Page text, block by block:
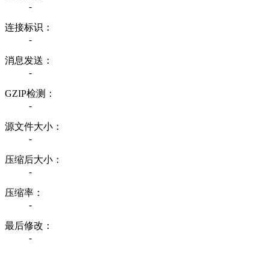
-
连接标识：
-
消息发送：
-
GZIP检测：
-
源文件大小：
-
压缩后大小：
-
压缩率：
-
最后修改：
-